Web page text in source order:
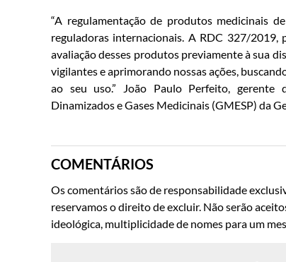
“A regulamentação de produtos medicinais de
reguladoras internacionais. A RDC 327/
avaliação desses produtos previamente à sua
vigilantes e aprimorando nossas ações,
ao seu uso.” João Paulo Perfeito, gerente
Dinamizados e Gases Medicinais (GMESP) da
COMENTÁRIOS
Os comentários são de responsabilidade
reservamos o direito de excluir. Não serão
ideológica, multiplicidade de nomes para um